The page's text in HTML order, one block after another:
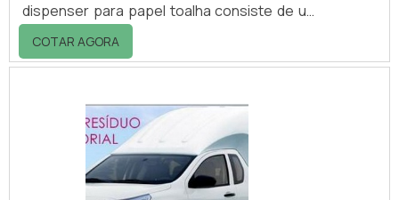
dispenser para papel toalha consiste de um
suporte para acondicionamento de papel de
duas ou três dobras ou em bobina. Sua
uso racional do papel toalha.O dispenser
para papel em bobina pode ser de uso
manual, com o contato direto das mãos ou
por meio de alavanca. Outro modelo é o de
auto corte, em que o papel é cortado aut.
COTAR AGORA